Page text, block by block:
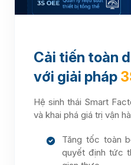
Cải tiến toàn
với giải pháp
Hệ sinh thái Smart
và khai phá giá trị vận
Tăng tốc toàn
quyết định tức